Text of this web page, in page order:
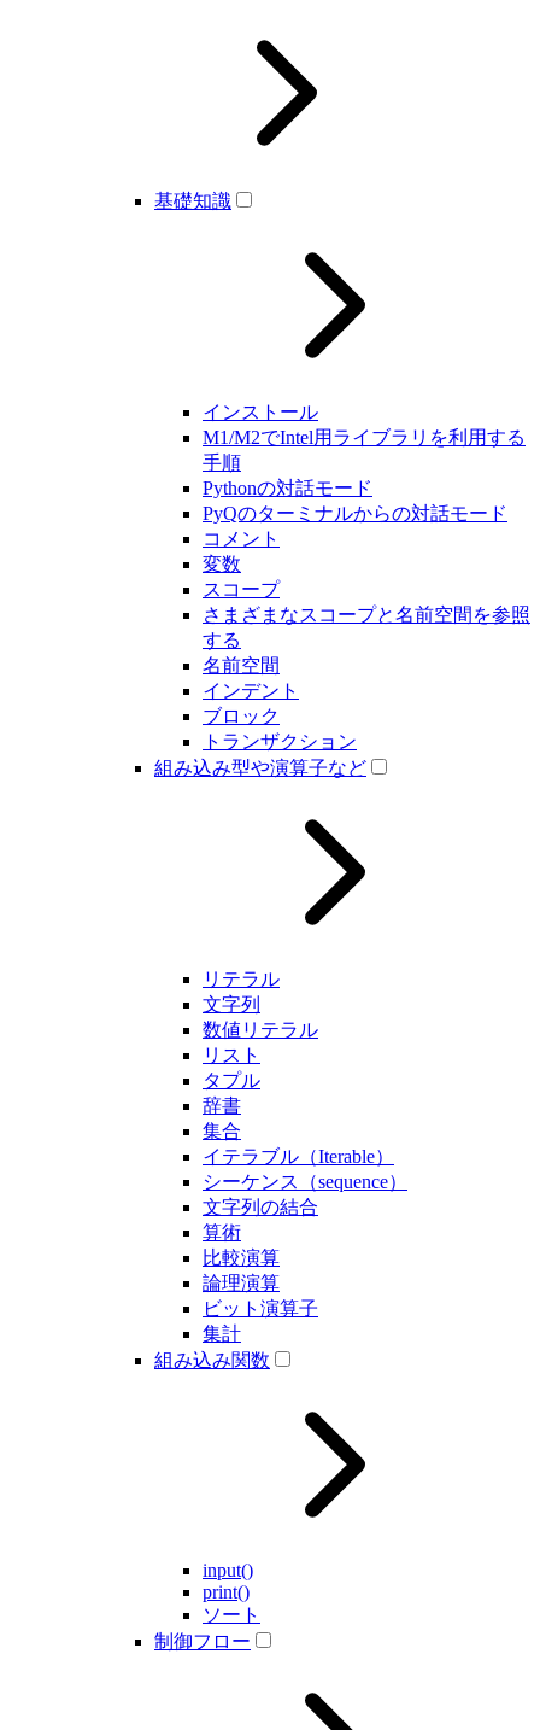
基礎知識
インストール
M1/M2でIntel用ライブラリを利用する
手順
Pythonの対話モード
PyQのターミナルからの対話モード
コメント
変数
スコープ
さまざまなスコープと名前空間を参照
する
名前空間
インデント
ブロック
トランザクション
組み込み型や演算子など
リテラル
文字列
数値リテラル
リスト
タプル
辞書
集合
イテラブル（Iterable）
シーケンス（sequence）
文字列の結合
算術
比較演算
論理演算
ビット演算子
集計
組み込み関数
input()
print()
ソート
制御フロー